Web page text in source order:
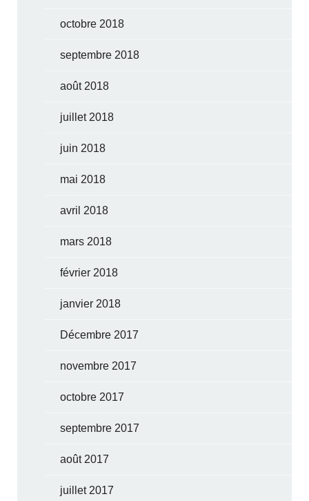
octobre 2018
septembre 2018
août 2018
juillet 2018
juin 2018
mai 2018
avril 2018
mars 2018
février 2018
janvier 2018
Décembre 2017
novembre 2017
octobre 2017
septembre 2017
août 2017
juillet 2017